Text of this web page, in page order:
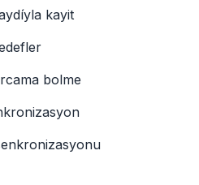
kayit
bolme